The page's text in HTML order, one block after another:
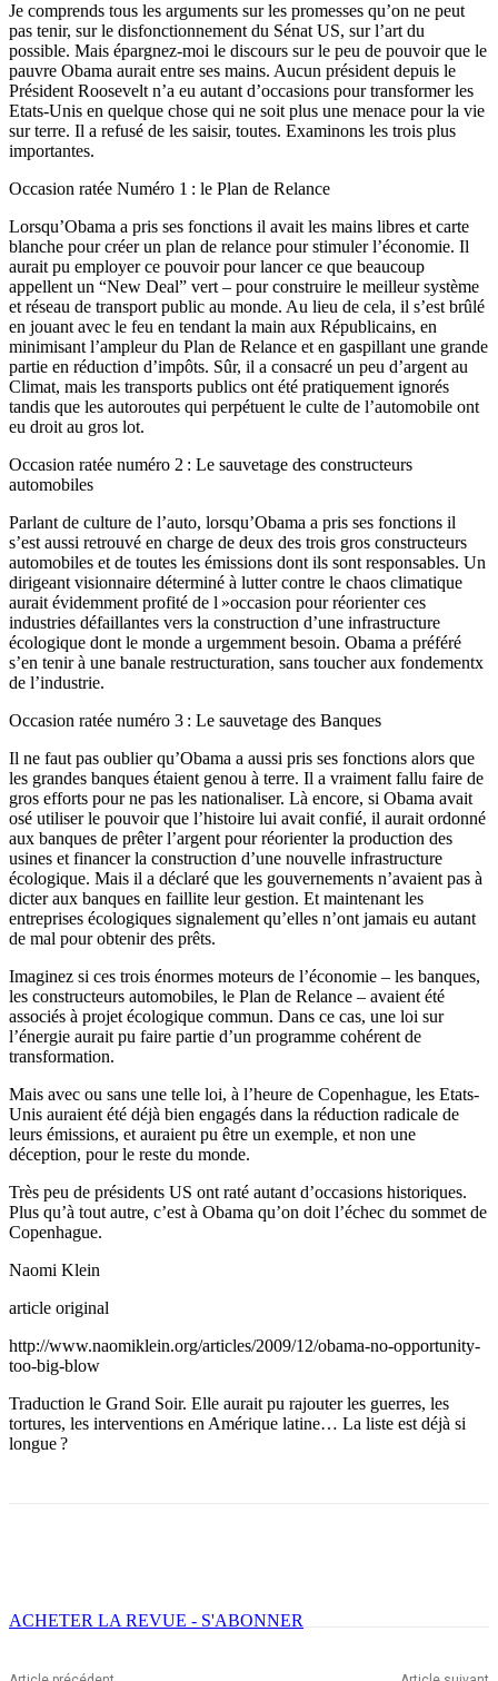
Je comprends tous les arguments sur les promesses qu’on ne peut
pas tenir, sur le disfonctionnement du Sénat US, sur l’art du
possible. Mais épargnez-moi le discours sur le peu de pouvoir que le
pauvre Obama aurait entre ses mains. Aucun président depuis le
Président Roosevelt n’a eu autant d’occasions pour transformer les
Etats-Unis en quelque chose qui ne soit plus une menace pour la vie
sur terre. Il a refusé de les saisir, toutes. Examinons les trois plus
importantes.
Occasion ratée Numéro 1 : le Plan de Relance
Lorsqu’Obama a pris ses fonctions il avait les mains libres et carte
blanche pour créer un plan de relance pour stimuler l’économie. Il
aurait pu employer ce pouvoir pour lancer ce que beaucoup
appellent un “New Deal” vert – pour construire le meilleur système
et réseau de transport public au monde. Au lieu de cela, il s’est brûlé
en jouant avec le feu en tendant la main aux Républicains, en
minimisant l’ampleur du Plan de Relance et en gaspillant une grande
partie en réduction d’impôts. Sûr, il a consacré un peu d’argent au
Climat, mais les transports publics ont été pratiquement ignorés
tandis que les autoroutes qui perpétuent le culte de l’automobile ont
eu droit au gros lot.
Occasion ratée numéro 2 : Le sauvetage des constructeurs
automobiles
Parlant de culture de l’auto, lorsqu’Obama a pris ses fonctions il
s’est aussi retrouvé en charge de deux des trois gros constructeurs
automobiles et de toutes les émissions dont ils sont responsables. Un
dirigeant visionnaire déterminé à lutter contre le chaos climatique
aurait évidemment profité de l »occasion pour réorienter ces
industries défaillantes vers la construction d’une infrastructure
écologique dont le monde a urgemment besoin. Obama a préféré
s’en tenir à une banale restructuration, sans toucher aux fondementx
de l’industrie.
Occasion ratée numéro 3 : Le sauvetage des Banques
Il ne faut pas oublier qu’Obama a aussi pris ses fonctions alors que
les grandes banques étaient genou à terre. Il a vraiment fallu faire de
gros efforts pour ne pas les nationaliser. Là encore, si Obama avait
osé utiliser le pouvoir que l’histoire lui avait confié, il aurait ordonné
aux banques de prêter l’argent pour réorienter la production des
usines et financer la construction d’une nouvelle infrastructure
écologique. Mais il a déclaré que les gouvernements n’avaient pas à
dicter aux banques en faillite leur gestion. Et maintenant les
entreprises écologiques signalement qu’elles n’ont jamais eu autant
de mal pour obtenir des prêts.
Imaginez si ces trois énormes moteurs de l’économie – les banques,
les constructeurs automobiles, le Plan de Relance – avaient été
associés à projet écologique commun. Dans ce cas, une loi sur
l’énergie aurait pu faire partie d’un programme cohérent de
transformation.
Mais avec ou sans une telle loi, à l’heure de Copenhague, les Etats-
Unis auraient été déjà bien engagés dans la réduction radicale de
leurs émissions, et auraient pu être un exemple, et non une
déception, pour le reste du monde.
Très peu de présidents US ont raté autant d’occasions historiques.
Plus qu’à tout autre, c’est à Obama qu’on doit l’échec du sommet de
Copenhague.
Naomi Klein
article original
http://www.naomiklein.org/articles/2009/12/obama-no-opportunity-
too-big-blow
Traduction le Grand Soir. Elle aurait pu rajouter les guerres, les
tortures, les interventions en Amérique latine… La liste est déjà si
longue ?
ACHETER LA REVUE - S'ABONNER